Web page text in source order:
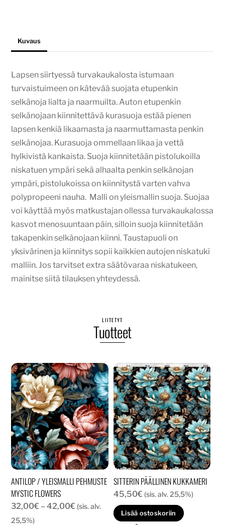
Kuvaus
Lapsen siirtyessä turvakaukalosta istumaan
turvaistuimeen on kätevää suojata etupenkin
selkänoja lialta ja naarmuilta. Auton etupenkin
selkänojaan kiinnitettävä kurasuoja estää pienen
lapsen kenkiä likaamasta ja naarmuttamasta penkin
selkänojaa. Kurasuoja ommellaan likaa ja vettä
hylkivistä kankaista. Suoja kiinnitetään pistolukoilla
niskatuen ympäri sekä alhaalta penkin selkänojan
ympäri, pistolukoissa on kiinnitystä varten vahva
polypropeeni nauha. Malli on yleismallin suoja. Suojaa
voi käyttää myös matkustajan ollessa turvakaukalossa
kasvot menosuuntaan päin, silloin suoja kiinnitetään
takapenkin selkänojaan kiinni. Taustapuoli on
yksivärinen ja kiinnitys sopii kaikkien autojen niskatuki
malliin. Jos tarvitset extra säätövaraa niskatukeen,
mainitse siitä tilauksen yhteydessä.
LIITETYT
Tuotteet
ANTILOP / YLEISMALLI PEHMUSTE
MYSTIC FLOWERS
32,00€ – 42,00€ Hintaluokka:
(sis. alv.
25,5%)
SITTERIN PÄÄLLINEN KUKKAMERI
45,50€ (sis. alv. 25,5%)
Lisää ostoskoriin